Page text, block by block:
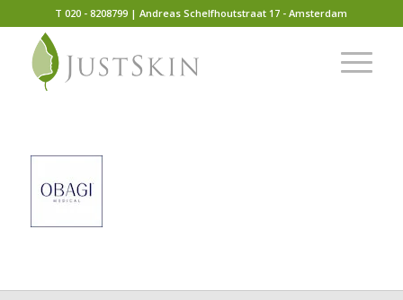
T 020 - 8208799 | Andreas Schelfhoutstraat 17 - Amsterdam